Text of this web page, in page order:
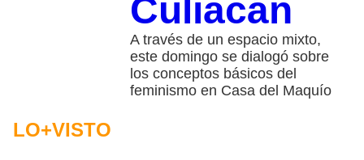
Culiacán
A través de un espacio mixto,
este domingo se dialogó sobre
los conceptos básicos del
feminismo en Casa del Maquío
LO+VISTO